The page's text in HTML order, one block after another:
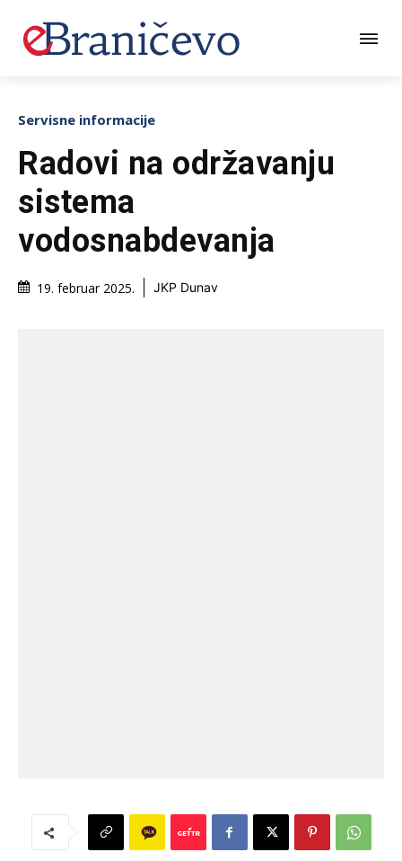
Servisne informacije
Radovi na održavanju
sistema
vodosnabdevanja
19. februar 2025. JKP Dunav